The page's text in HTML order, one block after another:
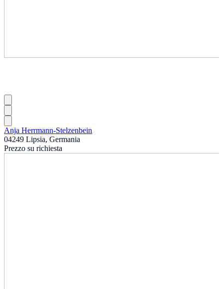
Anja Herrmann-Stelzenbein
04249 Lipsia, Germania
Prezzo su richiesta